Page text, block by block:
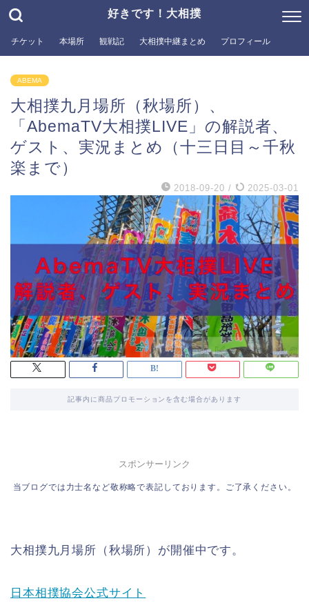
好きです！大相撲
チケット 本場所 観戦記 大相撲中継まとめ プロフィール
ABEMA
大相撲九月場所（秋場所）、
「AbemaTV大相撲LIVE」の解説者、
ゲスト、実況まとめ（十三日目～千秋
楽まで）
2018-09-20 / 2025-03-01
記事内に商品プロモーションを含む場合があります
スポンサーリンク
当ブログでは力士名など敬称略で表記しております。ご了承ください。
大相撲九月場所（秋場所）が開催中です。
日本相撲協会公式サイト